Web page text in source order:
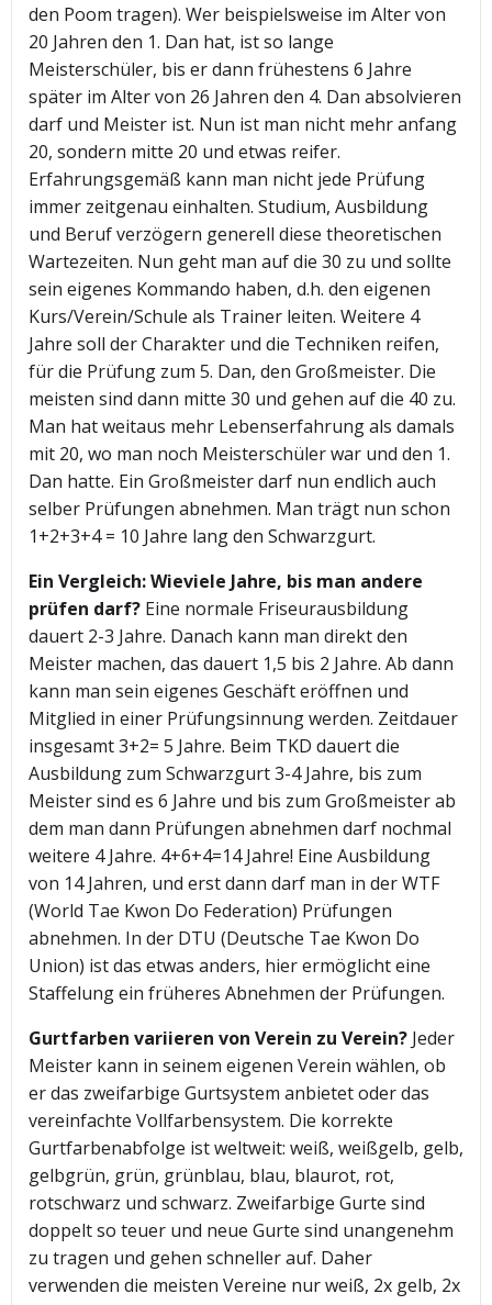
den Poom tragen). Wer beispielsweise im Alter von
20 Jahren den 1. Dan hat, ist so lange
Meisterschüler, bis er dann frühestens 6 Jahre
später im Alter von 26 Jahren den 4. Dan absolvieren
darf und Meister ist. Nun ist man nicht mehr anfang
20, sondern mitte 20 und etwas reifer.
Erfahrungsgemäß kann man nicht jede Prüfung
immer zeitgenau einhalten. Studium, Ausbildung
und Beruf verzögern generell diese theoretischen
Wartezeiten. Nun geht man auf die 30 zu und sollte
sein eigenes Kommando haben, d.h. den eigenen
Kurs/Verein/Schule als Trainer leiten. Weitere 4
Jahre soll der Charakter und die Techniken reifen,
für die Prüfung zum 5. Dan, den Großmeister. Die
meisten sind dann mitte 30 und gehen auf die 40 zu.
Man hat weitaus mehr Lebenserfahrung als damals
mit 20, wo man noch Meisterschüler war und den 1.
Dan hatte. Ein Großmeister darf nun endlich auch
selber Prüfungen abnehmen. Man trägt nun schon
1+2+3+4 = 10 Jahre lang den Schwarzgurt.
Ein Vergleich: Wieviele Jahre, bis man andere
prüfen darf? Eine normale Friseurausbildung
dauert 2-3 Jahre. Danach kann man direkt den
Meister machen, das dauert 1,5 bis 2 Jahre. Ab dann
kann man sein eigenes Geschäft eröffnen und
Mitglied in einer Prüfungsinnung werden. Zeitdauer
insgesamt 3+2= 5 Jahre. Beim TKD dauert die
Ausbildung zum Schwarzgurt 3-4 Jahre, bis zum
Meister sind es 6 Jahre und bis zum Großmeister ab
dem man dann Prüfungen abnehmen darf nochmal
weitere 4 Jahre. 4+6+4=14 Jahre! Eine Ausbildung
von 14 Jahren, und erst dann darf man in der WTF
(World Tae Kwon Do Federation) Prüfungen
abnehmen. In der DTU (Deutsche Tae Kwon Do
Union) ist das etwas anders, hier ermöglicht eine
Staffelung ein früheres Abnehmen der Prüfungen.
Gurtfarben variieren von Verein zu Verein? Jeder
Meister kann in seinem eigenen Verein wählen, ob
er das zweifarbige Gurtsystem anbietet oder das
vereinfachte Vollfarbensystem. Die korrekte
Gurtfarbenabfolge ist weltweit: weiß, weißgelb, gelb,
gelbgrün, grün, grünblau, blau, blaurot, rot,
rotschwarz und schwarz. Zweifarbige Gurte sind
doppelt so teuer und neue Gurte sind unangenehm
zu tragen und gehen schneller auf. Daher
verwenden die meisten Vereine nur weiß, 2x gelb, 2x